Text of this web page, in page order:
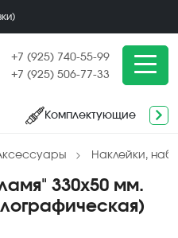
)
+7 (925) 740-55-99
+7 (925) 506-77-33
Комплектующие
Наклейки,
330х50 мм.